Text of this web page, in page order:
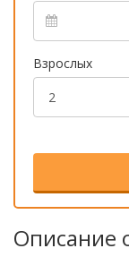
Взрослых
Описание